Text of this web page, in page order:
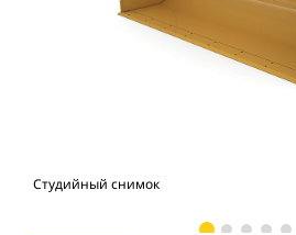
Студийный снимок